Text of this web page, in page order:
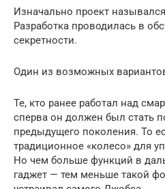
Изначально проект
Разработка проводилась в
секретности.
Один из возможных
Те, кто ранее работал над
сперва он должен был стать
предыдущего поколения. То
традиционное «колесо» для
Но чем больше функций в
гаджет — тем меньше такой